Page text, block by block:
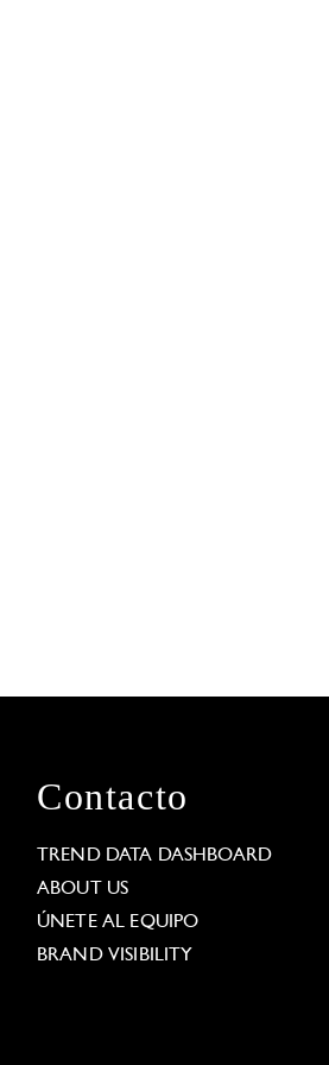
Contacto
TREND DATA DASHBOARD
ABOUT US
ÚNETE AL EQUIPO
BRAND VISIBILITY